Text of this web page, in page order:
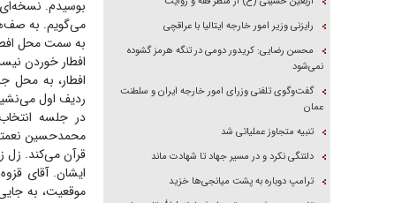
بوسیدم. نسخه‌ای
می‌گویم. به
به سمت محل
افطار خوردن
افطار، به
ردیف اول
در جلسه
محمدحسین
قرآن می‌کند. زل
ایشان. آقای
موقعیت، به
رایزنی وزیر امور خارجه ایتالیا با عراقچی
محسن رضایی: کریدور دومی در تنگه هرمز گشوده
نمی‌شود
گفت‌وگوی تلفنی وزرای امور خارجه ایران و سلطنت
عمان
تنبیه متجاوز عملیاتی شد
دلتنگی نکرد و در مسیر جهاد تا شهادت ماند
ترامپ دوباره به پشت میانجی‌ها خزید